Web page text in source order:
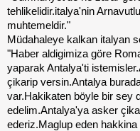
tehlikelidir.italya'nin
muhtemeldir."
Müdahaleye kalkan italyan
"Haber aldigimiza göre
yaparak Antalya'ti
çikarip versin.Antalya
var.Hakikaten böyle bir sey
edelim.Antalya'ya asker
ederiz.Maglup eden hakkina